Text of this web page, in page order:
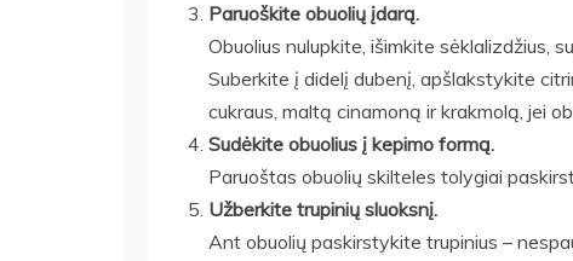
Paruoškite obuolių įdarą.
Obuolius nulupkite, išimkite sėklalizdžius,
Suberkite į didelį dubenį, apšlakstykite
cukraus, maltą cinamoną ir krakmolą, jei
Sudėkite obuolius į kepimo formą.
Paruoštas obuolių skilteles tolygiai
Užberkite trupinių sluoksnį.
Ant obuolių paskirstykite trupinius –